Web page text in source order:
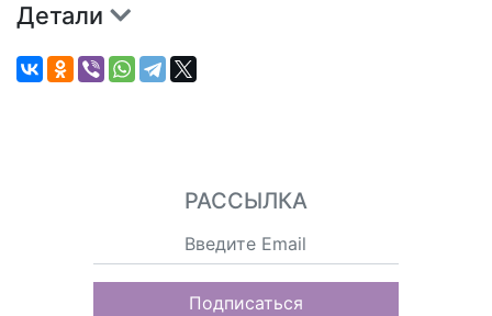
Детали
РАССЫЛКА
Подписаться